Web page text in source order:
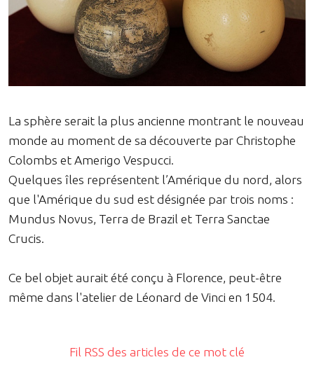
La sphère serait la plus ancienne montrant le nouveau
monde au moment de sa découverte par Christophe
Colombs et Amerigo Vespucci.
Quelques îles représentent l’Amérique du nord, alors
que l'Amérique du sud est désignée par trois noms :
Mundus Novus, Terra de Brazil et Terra Sanctae
Crucis.
Ce bel objet aurait été conçu à Florence, peut-être
même dans l'atelier de Léonard de Vinci en 1504.
Fil RSS des articles de ce mot clé